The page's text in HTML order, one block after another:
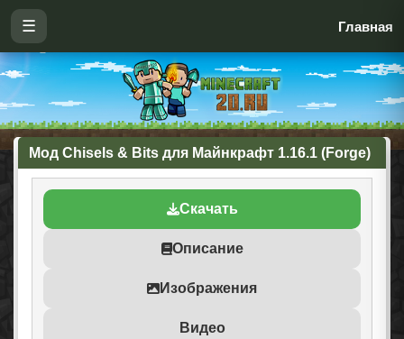
☰ Главная
Мод Chisels & Bits для Майнкрафт 1.16.1 (Forge)
Скачать
Описание
Изображения
Видео